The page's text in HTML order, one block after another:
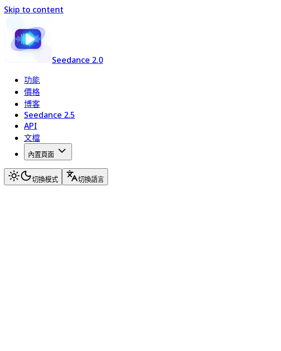
Skip to content
Seedance 2.0
功能
價格
博客
Seedance 2.5
API
文檔
內置頁面
切換模式 切換語言